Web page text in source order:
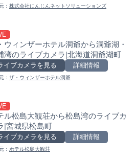
： 株式会社にんじんネットソリューションズ
ウィンザーホテル洞爺から洞爺湖・
湾のライブカメラ|北海道洞爺湖町
イブカメラを見る 詳細情報
： ザ・ウィンザーホテル洞爺
ル松島大観荘から松島湾のライブカ
|宮城県松島町
イブカメラを見る 詳細情報
： ホテル松島大観荘